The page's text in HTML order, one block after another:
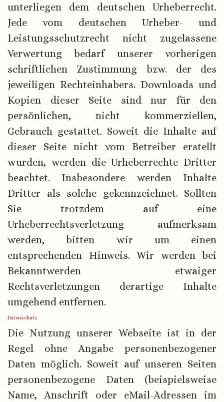
unterliegen dem deutschen Urheberrecht.
Jede vom deutschen Urheber- und
Leistungsschutzrecht nicht zugelassene
Verwertung bedarf unserer vorherigen
schriftlichen Zustimmung bzw. der des
jeweiligen Rechteinhabers. Downloads und
Kopien dieser Seite sind nur für den
persönlichen, nicht kommerziellen,
Gebrauch gestattet. Soweit die Inhalte auf
dieser Seite nicht vom Betreiber erstellt
wurden, werden die Urheberrechte Dritter
beachtet. Insbesondere werden Inhalte
Dritter als solche gekennzeichnet. Sollten
Sie trotzdem auf eine
Urheberrechtsverletzung aufmerksam
werden, bitten wir um einen
entsprechenden Hinweis. Wir werden bei
Bekanntwerden etwaiger
Rechtsverletzungen derartige Inhalte
umgehend entfernen.
Datenschutz
Die Nutzung unserer Webseite ist in der
Regel ohne Angabe personenbezogener
Daten möglich. Soweit auf unseren Seiten
personenbezogene Daten (beispielsweise
Name, Anschrift oder eMail-Adressen im